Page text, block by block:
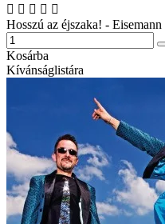
Hosszú az éjszaka! -
Kosárba
Kívánságlistára